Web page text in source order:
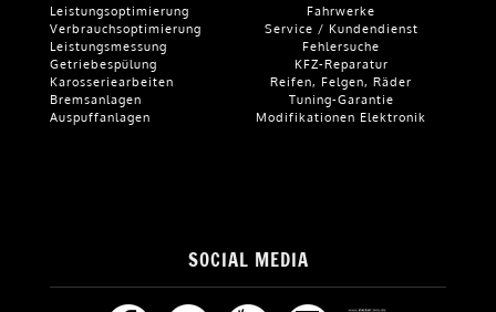
Leistungsoptimierung
Verbrauchsoptimierung
Leistungsmessung
Getriebespülung
Karosseriearbeiten
Bremsanlagen
Auspuffanlagen
Fahrwerke
Service / Kundendienst
Fehlersuche
KFZ-Reparatur
Reifen, Felgen, Räder
Tuning-Garantie
Modifikationen Elektronik
SOCIAL MEDIA